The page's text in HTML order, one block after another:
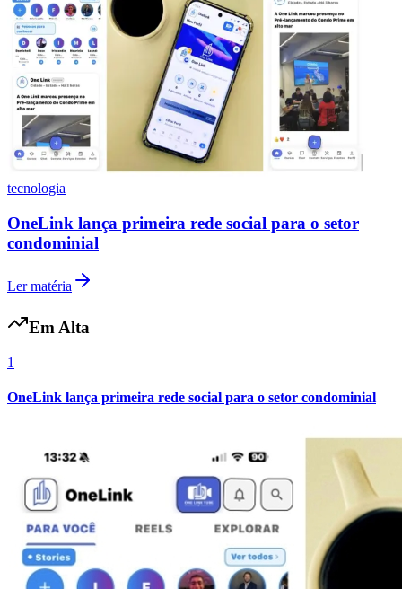
Cruzeiro
tecnologia
OneLink lança primeira rede social para o setor
condominial
Ler matéria
Em Alta
1
OneLink lança primeira rede social para o setor condominial